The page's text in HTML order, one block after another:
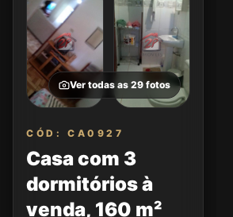
Ver todas as 29 fotos
CÓD: CA0927
Casa com 3
dormitórios à
venda, 160 m²